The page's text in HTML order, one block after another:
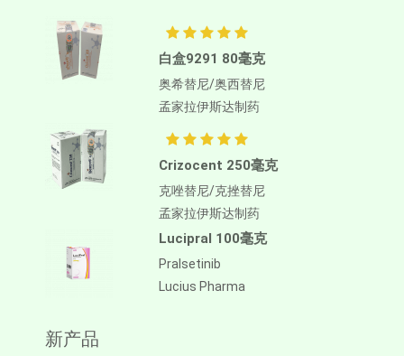
白盒9291 80毫克
奥希替尼/奥西替尼
孟家拉伊斯达制药
Crizocent 250毫克
克唑替尼/克挫替尼
孟家拉伊斯达制药
Lucipral 100毫克
Pralsetinib
Lucius Pharma
新产品